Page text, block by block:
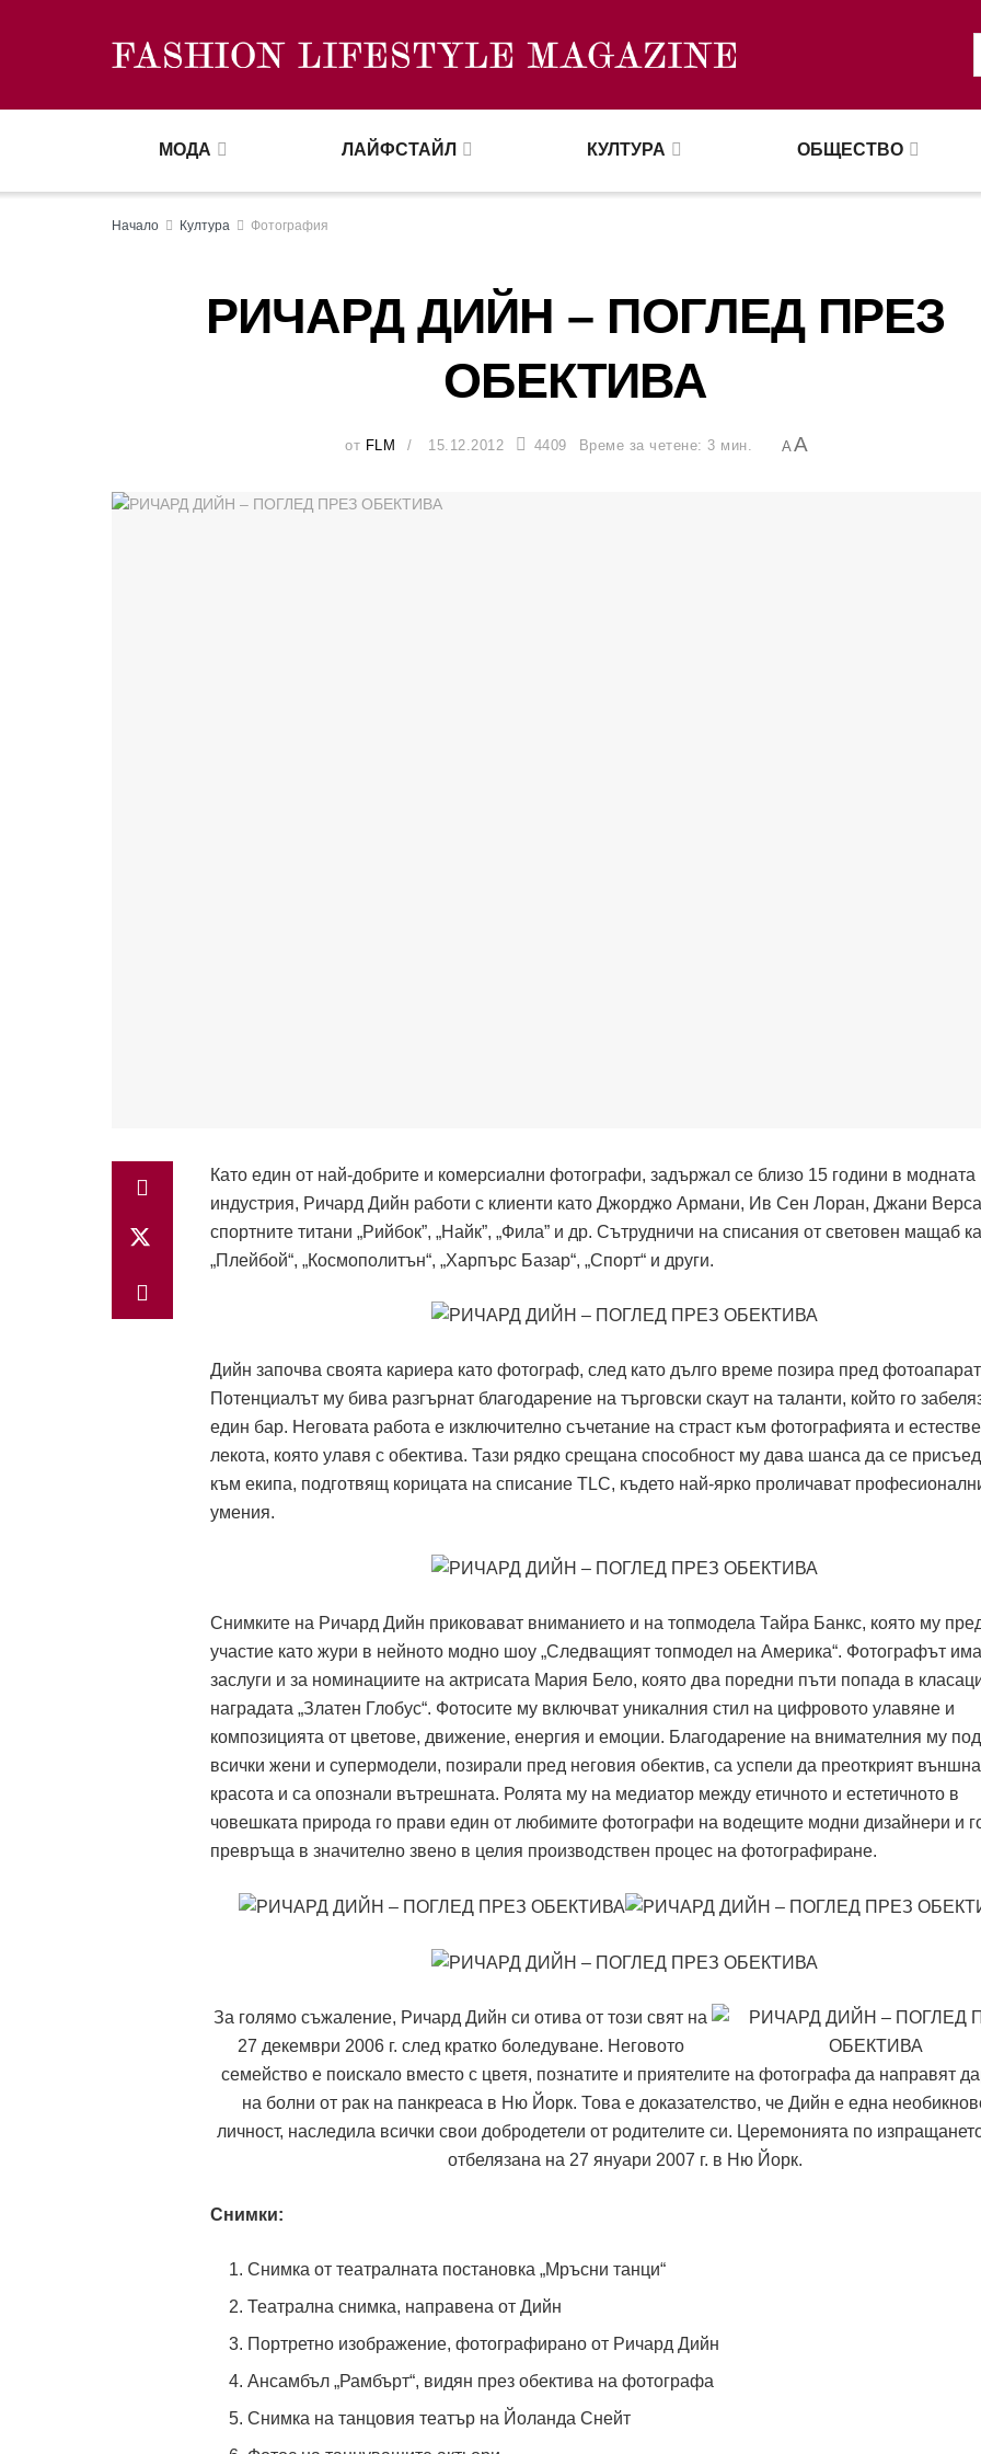
МОДА ЛАЙФСТАЙЛ КУЛТУРА ОБЩЕСТВО
Начало Култура Фотография
РИЧАРД ДИЙН – ПОГЛЕД ПРЕЗ
ОБЕКТИВА
от FLM 15.12.2012 4409 Време за четене: 3 мин. AA
Като един от най-добрите и комерсиални фотографи, задържал се близо 15 години в модната
индустрия, Ричард Дийн работи с клиенти като Джорджо Армани, Ив Сен Лоран, Джани
спортните титани „Рийбок”, „Найк”, „Фила” и др. Сътрудничи на списания от световен мащаб
„Плейбой“, „Космополитън“, „Харпърс Базар“, „Спорт“ и други.
Дийн започва своята кариера като фотограф, след като дълго време позира пред
Потенциалът му бива разгърнат благодарение на търговски скаут на таланти, който го
един бар. Неговата работа е изключително съчетание на страст към фотографията и
лекота, която улавя с обектива. Тази рядко срещана способност му дава шанса да се
към екипа, подготвящ корицата на списание TLC, където най-ярко проличават
умения.
Снимките на Ричард Дийн приковават вниманието и на топмодела Тайра Банкс, която му
участие като жури в нейното модно шоу „Следващият топмодел на Америка“. Фотографът има
заслуги и за номинациите на актрисата Мария Бело, която два поредни пъти попада в
наградата „Златен Глобус“. Фотосите му включват уникалния стил на цифровото улавяне и
композицията от цветове, движение, енергия и емоции. Благодарение на внимателния му
всички жени и супермодели, позирали пред неговия обектив, са успели да преоткрият
красота и са опознали вътрешната. Ролята му на медиатор между етичното и естетичното в
човешката природа го прави един от любимите фотографи на водещите модни дизайнери и
превръща в значително звено в целия производствен процес на фотографиране.
За голямо съжаление, Ричард Дийн си отива от този свят на
27 декември 2006 г. след кратко боледуване. Неговото
семейство е поискало вместо с цветя, познатите и приятелите на фотографа да направят
на болни от рак на панкреаса в Ню Йорк. Това е доказателство, че Дийн е една
личност, наследила всички свои добродетели от родителите си. Церемонията по
отбелязана на 27 януари 2007 г. в Ню Йорк.
Снимки:
Снимка от театралната постановка „Мръсни танци“
Театрална снимка, направена от Дийн
Портретно изображение, фотографирано от Ричард Дийн
Ансамбъл „Рамбърт“, видян през обектива на фотографа
Снимка на танцовия театър на Йоланда Снейт